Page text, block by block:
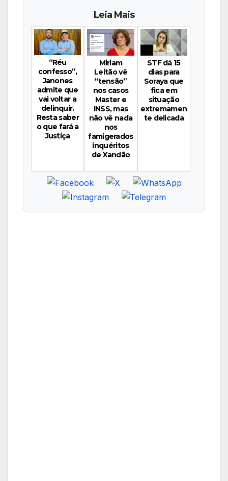
Leia Mais
“Réu
confesso”,
Janones
admite que
vai voltar a
delinquir.
Resta saber
o que fará a
Justiça
Miriam
Leitão vê
“tensão”
nos casos
Master e
INSS, mas
não vê nada
nos
famigerados
inquéritos
de Xandão
STF dá 15
dias para
Soraya que
fica em
situação
extremamen
te delicada